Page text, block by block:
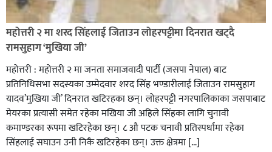
रक्तदान सेवामा जिल्लामै दोस्रो स्थान ल्याएकोमा जनमत नेताद्वय
रेडक्रस सिराहा द्वारा सम्मानित
महोत्तरी २ मा शरद सिंहलाई जिताउन लोहरपट्टीमा दिनरात खट्दै
रामसुहाग ‘मुखिया जी’
महोत्तरी : महोत्तरी २ मा जनता समाजवादी पार्टी (जसपा नेपाल) बाट
प्रतिनिधिसभा सदस्यका उम्मेदवार शरद सिंह भण्डारीलाई जिताउन रामसुहाग
यादव’मुखिया जी’ दिनरात खटिरहका छन्। लोहरपट्टी नगरपालिकाका जसपाबाट
मेयरका प्रत्यासी समेत रहेका मखिया जी अहिले सिंहका लागि चुनावी
कमाण्डरका रूपमा खटिरहेका छन्। ८ औ पटक चनावी प्रतिस्पर्धामा रहेका
सिंहलाई सघाउन उनी निकै खटिरहेका छन्। उक्त क्षेत्रमा […]